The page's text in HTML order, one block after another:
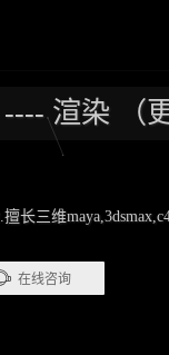
渲染 （
长三维
在线咨询